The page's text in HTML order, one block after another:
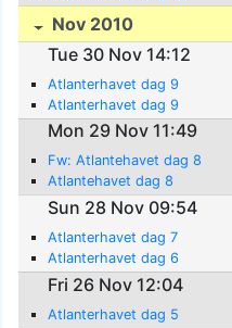
Nov 2010
Tue 30 Nov 14:12
Atlanterhavet dag 9
Atlanterhavet dag 9
Mon 29 Nov 11:49
Fw: Atlantehavet dag 8
Atlantehavet dag 8
Sun 28 Nov 09:54
Atlanterhavet dag 7
Atlanterhavet dag 6
Fri 26 Nov 12:04
Atlanterhavet dag 5